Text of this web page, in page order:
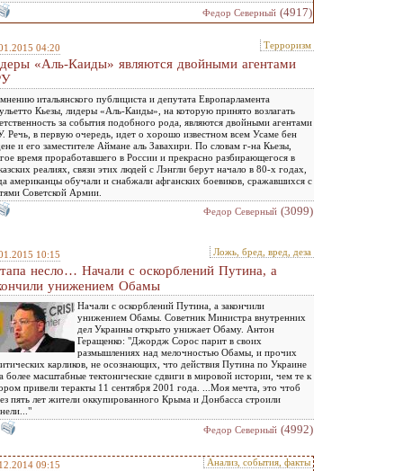
Федор Северный (4917)
04:20 Терроризм
«Аль-Каиды» являются двойными агентами
итальянского публициста и депутата Европарламента
Кьезы, лидеры «Аль-Каиды», на которую принято возлагать
за события подобного рода, являются двойными агентами
Речь, в первую очередь, идет о хорошо известном всем Усаме бен
и его заместителе Аймане аль Завахири. По словам г-на Кьезы,
время проработавшего в России и прекрасно разбирающегося в
реалиях, связи этих людей с Лэнгли берут начало в 80-х годах,
американцы обучали и снабжали афганских боевиков, сражавшихся с
Советской Армии.
Федор Северный (3099)
10:15 Ложь, бред, вред, деза
несло… Начали с оскорблений Путина, а
унижением Обамы
Начали с оскорблений Путина, а закончили
унижением Обамы. Советник Министра внутренних
дел Украины открыто унижает Обаму. Антон
Геращенко: "Джордж Сорос парит в своих
размышлениях над мелочностью Обамы, и прочих
карликов, не осознающих, что действия Путина по Украине
более масштабные тектонические сдвиги в мировой истории, чем те к
привели теракты 11 сентября 2001 года. ...Моя мечта, это чтоб
пять лет жители оккупированного Крыма и Донбасса строили
Федор Северный (4992)
09:15 Анализ, события, факты